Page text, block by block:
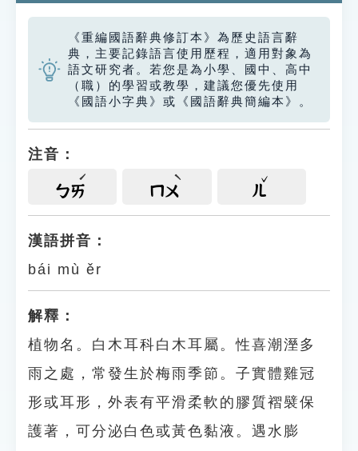
生命大百科索引
遊戲專區
教學應用
貓頭鷹博士
《重編國語辭典修訂本》為歷史語言辭
典，主要記錄語言使用歷程，適用對象為
語文研究者。若您是為小學、國中、高中
（職）的學習或教學，建議您優先使用
《國語小字典》或《國語辭典簡編本》。
注音：
ㄅㄞ ㄇㄨ ㄦ
漢語拼音：
bái mù ěr
解釋：
植物名。白木耳科白木耳屬。性喜潮溼多
雨之處，常發生於梅雨季節。子實體雞冠
形或耳形，外表有平滑柔軟的膠質褶襞保
護著，可分泌白色或黃色黏液。遇水膨